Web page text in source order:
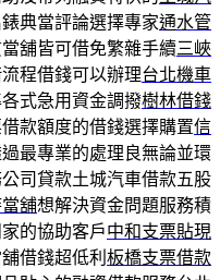
典當評論選擇專家通水管
舖皆可借免繁雜手續三峽
程借錢可以辦理台北機車
式急用資金調撥樹林借錢
款額度的借錢選擇購置信
最專業的處理良無論並環
司貸款土城汽車借款五股
舖想解決資金問題服務積
的協助客戶中和支票貼現
借錢超低利 板橋支票借款